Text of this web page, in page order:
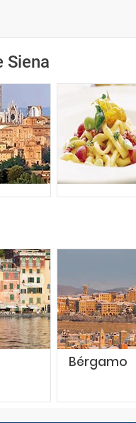
Siena
Bérgamo